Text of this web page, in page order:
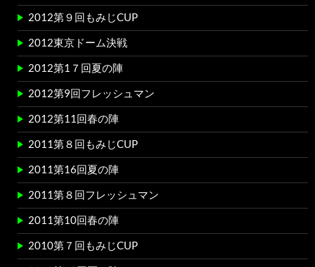
2012第９回もみじCUP
2012東京ドーム決戦
2012第1７回夏の陣
2012第9回フレッシュマン
2012第11回春の陣
2011第８回もみじCUP
2011第16回夏の陣
2011第８回フレッシュマン
2011第10回春の陣
2010第７回もみじCUP